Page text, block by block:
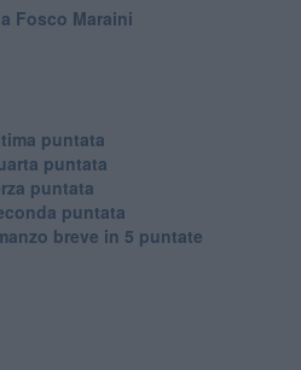
Fosco Maraini
puntata
puntata
puntata
puntata
breve in 5 puntate